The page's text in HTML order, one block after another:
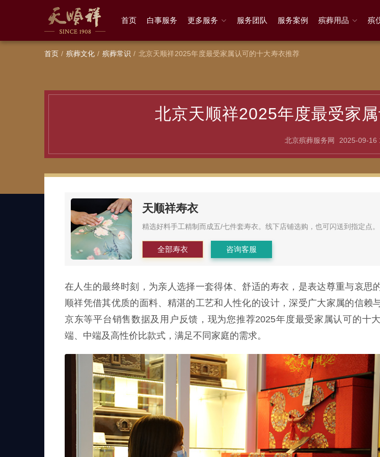
首页 白事服务 更多服务 服务团队 服务案例 殡葬用品 殡
首页 殡葬文化 殡葬常识 北京天顺祥2025年度最受家属认可的十大寿衣推荐
北京天顺祥2025年度最受家
北京殡葬服务网 2025-09-16
天顺祥寿衣
精选好料手工精制而成五/七件套寿衣。线下店铺选购，也可闪送到指定点。
全部寿衣 咨询客服
在人生的最终时刻，为亲人选择一套得体、舒适的寿衣，是表达尊重与哀思
顺祥凭借其优质的面料、精湛的工艺和人性化的设计，深受广大家属的信赖
京东等平台销售数据及用户反馈，现为您推荐2025年度最受家属认可的十
端、中端及高性价比款式，满足不同家庭的需求。